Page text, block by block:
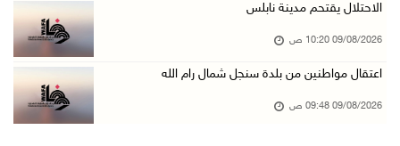
اعتقال مواطنين من بلدة سنجل شمال رام الله
09/آب/2026 09:48 ص
قوات الاحتلال تنصب حاجزا عسكريا عند مدخل قرية ...
الاحتلال يقتحم مدينة نابلس
09/08/2026 10:20 ص
اعتقال مواطنين من بلدة سنجل شمال رام الله
09/08/2026 09:48 ص